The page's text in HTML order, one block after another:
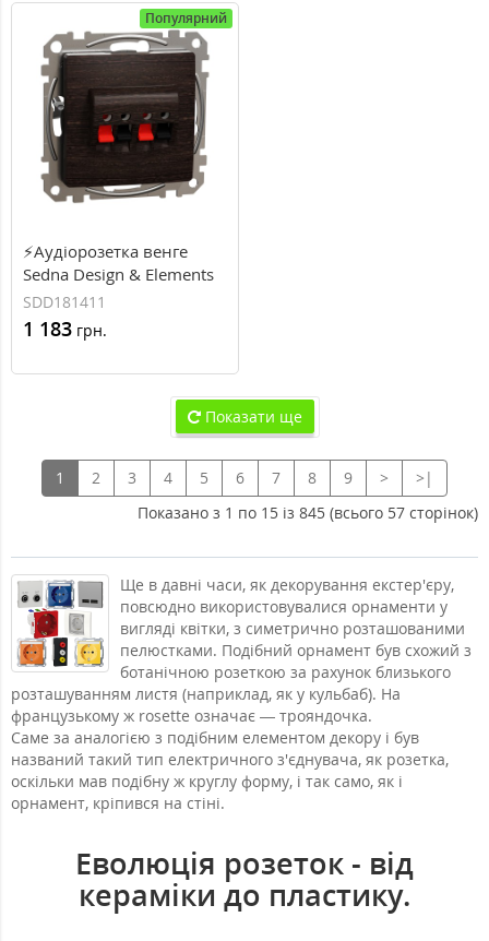
Популярний
⚡Аудіорозетка венге
Sedna Design & Elements
(SDD181411)
SDD181411
1 183 грн.
Показати ще
1 2 3 4 5 6 7 8 9 >
>|
Показано з 1 по 15 із 845 (всього 57 сторінок)
Ще в давні часи, як декорування екстер'єру,
повсюдно використовувалися орнаменти у
вигляді квітки, з симетрично розташованими
пелюстками. Подібний орнамент був схожий з
ботанічною розеткою за рахунок близького
розташуванням листя (наприклад, як у кульбаб). На
французькому ж rosette означає — трояндочка.
Саме за аналогією з подібним елементом декору і був
названий такий тип електричного з'єднувача, як розетка,
оскільки мав подібну ж круглу форму, і так само, як і
орнамент, кріпився на стіні.
Еволюція розеток - від
кераміки до пластику.